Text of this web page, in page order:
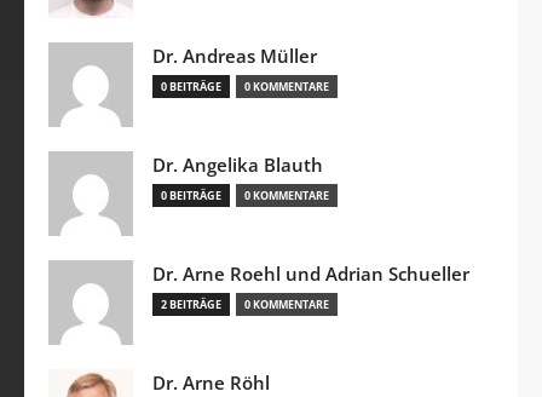
Dr. Andreas Müller
0 BEITRÄGE 0 KOMMENTARE
Dr. Angelika Blauth
0 BEITRÄGE 0 KOMMENTARE
Dr. Arne Roehl und Adrian Schueller
2 BEITRÄGE 0 KOMMENTARE
Dr. Arne Röhl